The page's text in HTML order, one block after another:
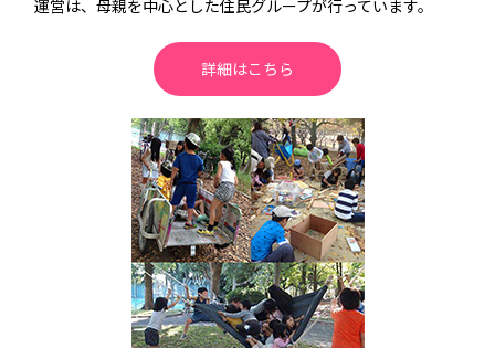
運営は、母親を中心とした住民グループが行っています。
詳細はこちら